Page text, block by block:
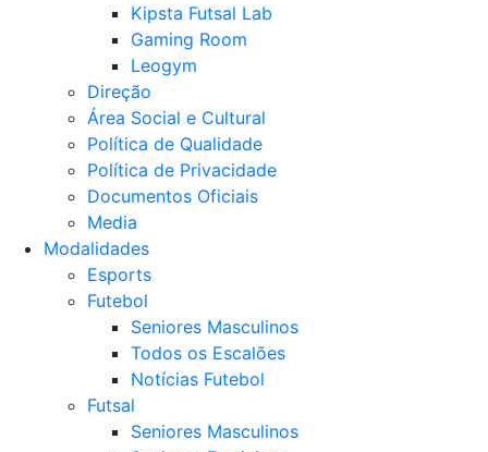
Kipsta Futsal Lab
Gaming Room
Leogym
Direção
Área Social e Cultural
Política de Qualidade
Política de Privacidade
Documentos Oficiais
Media
Modalidades
Esports
Futebol
Seniores Masculinos
Todos os Escalões
Notícias Futebol
Futsal
Seniores Masculinos